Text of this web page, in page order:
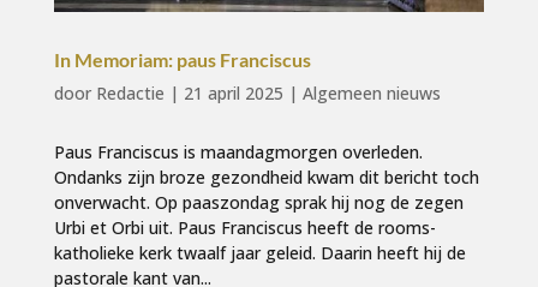
In Memoriam: paus Franciscus
door Redactie | 21 april 2025 | Algemeen nieuws
Paus Franciscus is maandagmorgen overleden.
Ondanks zijn broze gezondheid kwam dit bericht toch
onverwacht. Op paaszondag sprak hij nog de zegen
Urbi et Orbi uit. Paus Franciscus heeft de rooms-
katholieke kerk twaalf jaar geleid. Daarin heeft hij de
pastorale kant van...